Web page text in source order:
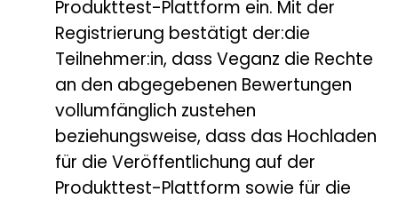
Produkttest-Plattform ein. Mit der
Registrierung bestätigt der:die
Teilnehmer:in, dass Veganz die Rechte
an den abgegebenen Bewertungen
vollumfänglich zustehen
beziehungsweise, dass das Hochladen
für die Veröffentlichung auf der
Produkttest-Plattform sowie für die